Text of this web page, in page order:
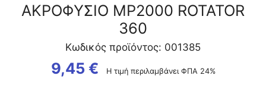
ΑΚΡΟΦΥΣΙΟ MP2000 ROTATOR
360
Κωδικός προϊόντος: 001385
9,45 € Η τιμή περιλαμβάνει ΦΠΑ 24%